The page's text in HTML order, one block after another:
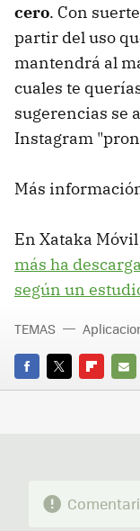
cero. Con
partir del uso
mantendrá al
cuales te
sugerencias se
Instagram
Más
En Xataka Móvil
más ha
según un
FACEBOOK
TWITTER
E-
TEMAS